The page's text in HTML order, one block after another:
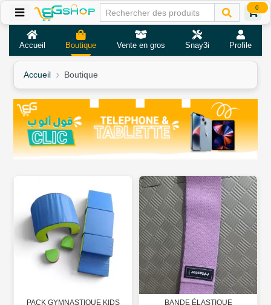
0
Accueil Boutique Vente en gros Snay3i Profile
Accueil Boutique
PACK GYMNASTIQUE KIDS BANDE ÉLASTIQUE